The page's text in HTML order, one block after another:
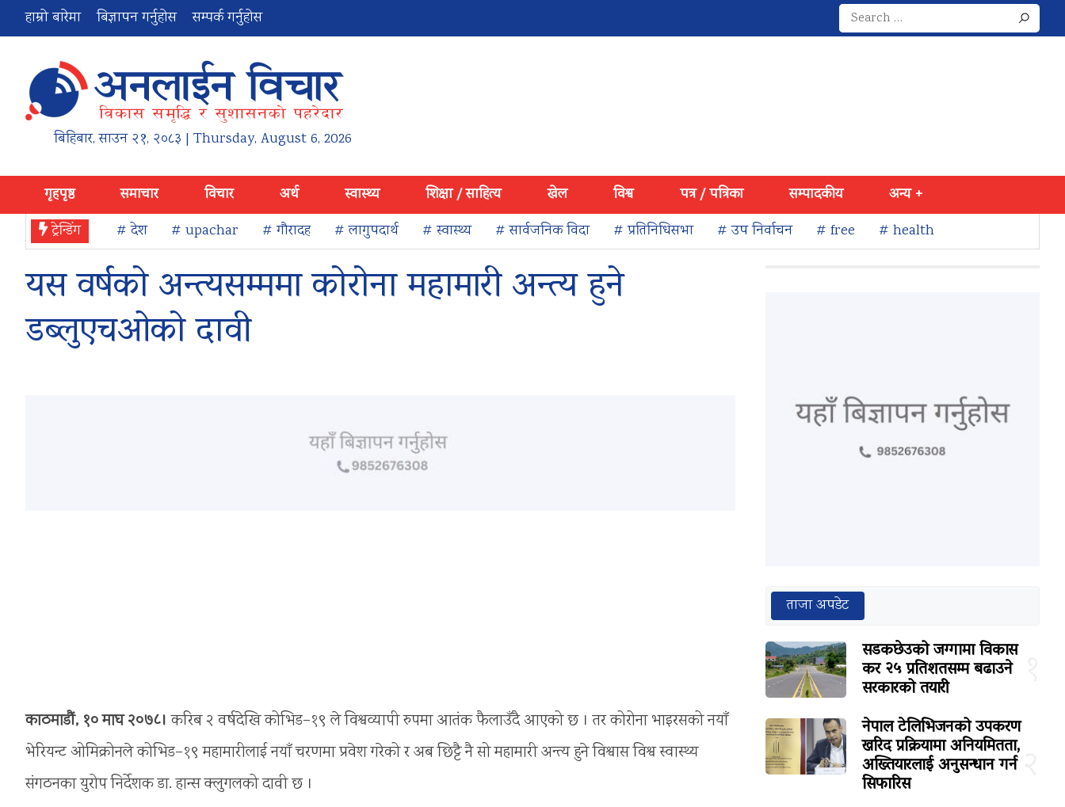
हाम्रो बारेमा बिज्ञापन गर्नुहोस सम्पर्क गर्नुहोस
Search
for:
बिहिबार,साउन २१, २०८३ | Thursday, August 6, 2026
गृहपृष्ठ समाचार विचार अर्थ स्वास्थ्य शिक्षा / साहित्य खेल विश्व पत्र / पत्रिका सम्पादकीय
अन्य +
ट्रेन्डिंग
# देश # upachar # गौरादह # लागुपदार्थ # स्वास्थ्य # सार्वजनिक विदा # प्रतिनिधिसभा # उप निर्वाचन # free # health
यस वर्षको अन्त्यसम्ममा कोरोना महामारी अन्त्य हुने
डब्लुएचओको दावी
काठमाडौं, १० माघ २०७८। करिब २ वर्षदेखि कोभिड–१९ ले विश्वव्यापी रुपमा आतंक फैलाउँदै आएको छ । तर कोरोना भाइरसको नयाँ
भेरियन्ट ओमिक्रोनले कोभिड–१९ महामारीलाई नयाँ चरणमा प्रवेश गरेको र अब छिट्टै नै सो महामारी अन्त्य हुने विश्वास विश्व स्वास्थ्य
संगठनका युरोप निर्देशक डा. हान्स क्लुगलको दावी छ ।
ताजा अपडेट
सडकछेउको जग्गामा विकास
कर २५ प्रतिशतसम्म बढाउने
सरकारको तयारी
नेपाल टेलिभिजनको उपकरण
खरिद प्रक्रियामा अनियमितता,
अख्तियारलाई अनुसन्धान गर्न
सिफारिस